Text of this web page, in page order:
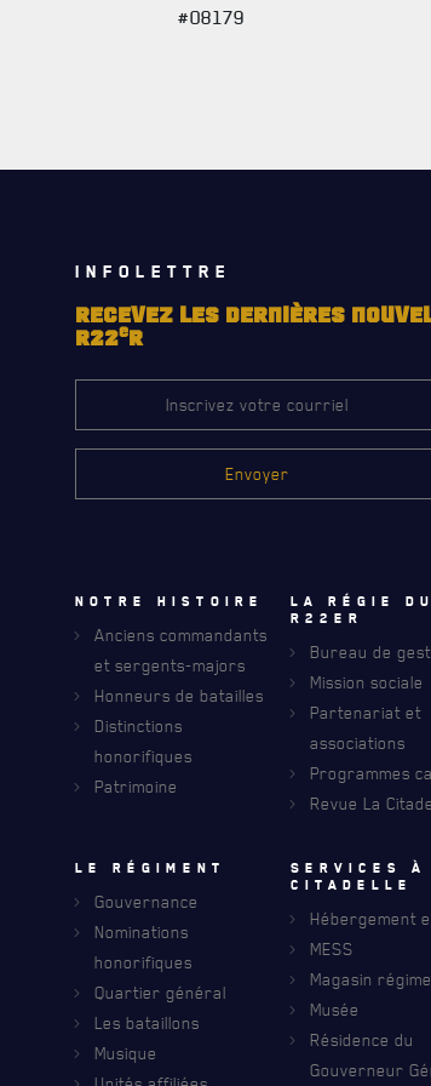
RECEVEZ NOS DERNIÈRES
#08179
INFOLETTRE
RECEVEZ LES DERNIÈRES
R22eR
Notre histoire
Anciens commandants
et sergents-majors
Honneurs de batailles
Distinctions
honorifiques
Patrimoine
La régie du
R22eR
Bureau de
Mission sociale
Partenariat et
associations
Programmes
Revue La
Le régiment
Gouvernance
Nominations
honorifiques
Quartier général
Les bataillons
Musique
Services à
citadelle
Hébergement
MESS
Magasin
Musée
Résidence du
Gouverneur